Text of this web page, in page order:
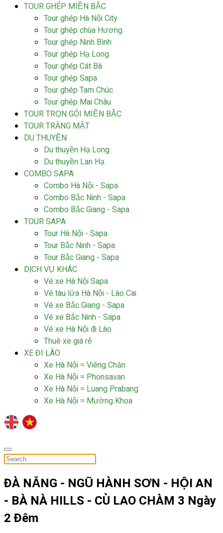
TOUR GHÉP MIỀN BẮC
Tour ghép Hà Nội City
Tour ghép chùa Hương
Tour ghép Ninh Bình
Tour ghép Hạ Long
Tour ghép Cát Bà
Tour ghép Sapa
Tour ghép Tam Chúc
Tour ghép Mai Châu
TOUR TRỌN GÓI MIỀN BẮC
TOUR TRĂNG MẬT
DU THUYỀN
Du thuyền Hạ Long
Du thuyền Lan Hạ
COMBO SAPA
Combo Hà Nội - Sapa
Combo Bắc Ninh - Sapa
Combo Bắc Giang - Sapa
TOUR SAPA
Tour Hà Nội - Sapa
Tour Bắc Ninh - Sapa
Tour Bắc Giang - Sapa
DỊCH VỤ KHÁC
Vé xe Hà Nội Sapa
Vé tàu lửa Hà Nội - Lào Cai
Vé xe Bắc Giang - Sapa
Vé xe Bắc Ninh - Sapa
Vé xe Hà Nội đi Lào
Thuê xe giá rẻ
XE ĐI LÀO
Xe Hà Nội = Viêng Chăn
Xe Hà Nội = Phonsavan
Xe Hà Nội = Luang Prabang
Xe Hà Nội = Mường Khoa
ĐÀ NẴNG - NGŨ HÀNH SƠN - HỘI AN
- BÀ NÀ HILLS - CÙ LAO CHÀM 3 Ngày
2 Đêm